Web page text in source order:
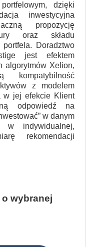
dzięki
inwestycyjna
propozycję
oraz składu
portfela. Doradztwo
jest efektem
algorytmów Xelion,
kompatybilność
z modelem
w jej efekcie Klient
odpowiedź na
w danym
w indywidualnej,
rekomendacji
o wybranej